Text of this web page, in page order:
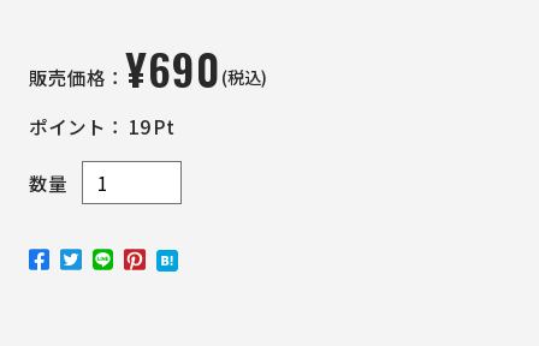
販売価格： ¥690(税込)
ポイント： 19Pt
数量